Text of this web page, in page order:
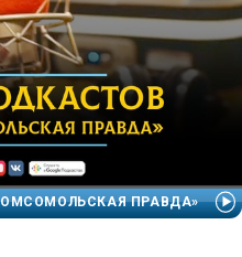
ПРАВДА»